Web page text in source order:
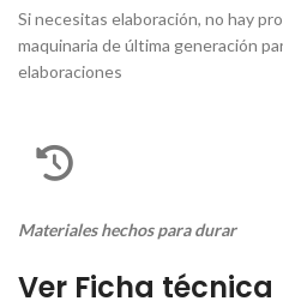
Si necesitas elaboración, no hay
maquinaria de última generación
elaboraciones
Materiales hechos para durar
Ver Ficha técnica